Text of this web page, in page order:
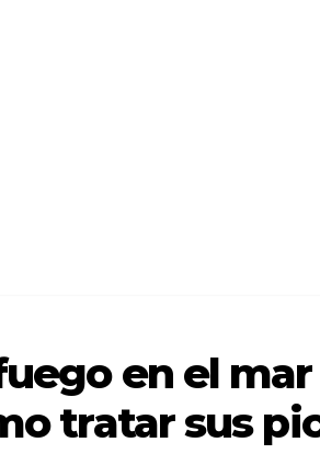
en el
tratar sus